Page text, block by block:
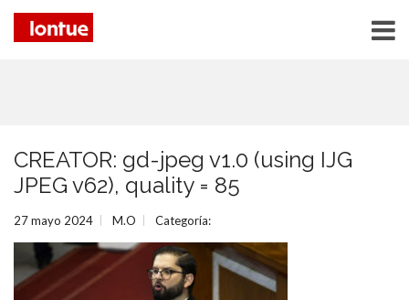
CREATOR: gd-jpeg v1.0 (using IJG
JPEG v62), quality = 85
27 mayo 2024 M.O Categoría: